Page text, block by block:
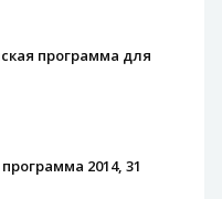
программа для
2014, 31